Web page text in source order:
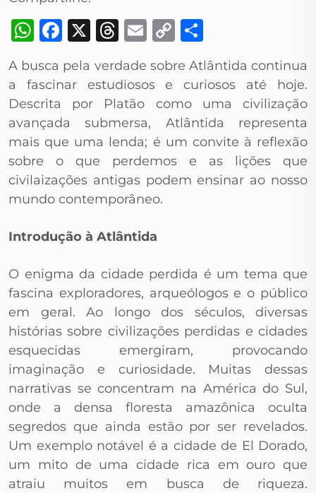
WhatsApp
Facebook
X Threads
Email
Copy
Link
A busca pela verdade sobre Atlântida continua
a fascinar estudiosos e curiosos até hoje.
Descrita por Platão como uma civilização
avançada submersa, Atlântida representa
mais que uma lenda; é um convite à reflexão
sobre o que perdemos e as lições que
civilaizações antigas podem ensinar ao nosso
mundo contemporâneo.
Introdução à Atlântida
O enigma da cidade perdida é um tema que
fascina exploradores, arqueólogos e o público
em geral. Ao longo dos séculos, diversas
histórias sobre civilizações perdidas e cidades
esquecidas emergiram, provocando
imaginação e curiosidade. Muitas dessas
narrativas se concentram na América do Sul,
onde a densa floresta amazônica oculta
segredos que ainda estão por ser revelados.
Um exemplo notável é a cidade de El Dorado,
um mito de uma cidade rica em ouro que
atraiu muitos em busca de riqueza.